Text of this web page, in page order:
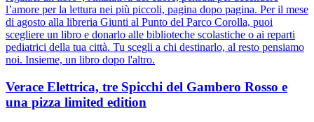
l’amore per la lettura nei più piccoli, pagina dopo pagina. Per il mese
di agosto alla libreria Giunti al Punto del Parco Corolla, puoi
scegliere un libro e donarlo alle biblioteche scolastiche o ai reparti
pediatrici della tua città. Tu scegli a chi destinarlo, al resto pensiamo
noi. Insieme, un libro dopo l'altro.
Verace Elettrica, tre Spicchi del Gambero Rosso e
una pizza limited edition